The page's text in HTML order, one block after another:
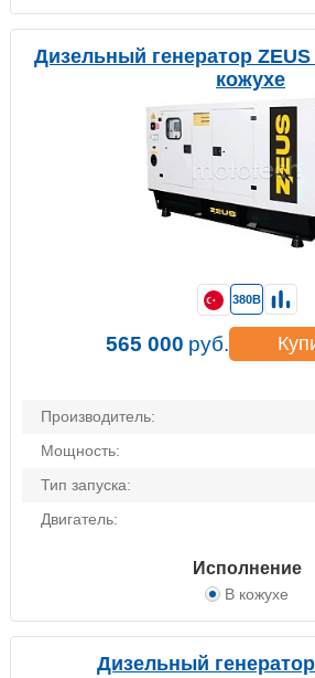
Дизельный генератор ZEUS
кожухе
Производитель:
Мощность:
Тип запуска:
Двигатель:
Исполнение
В кожухе
380В
565 000 руб.
Дизельный